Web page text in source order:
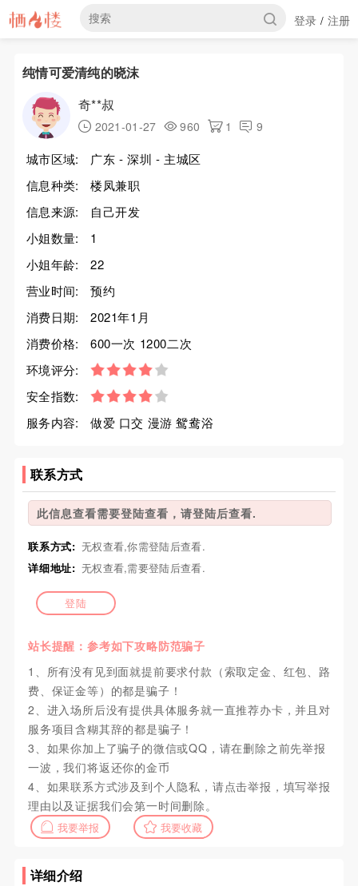
登录 / 注册
纯情可爱清纯的晓沫
奇**叔
2021-01-27 960 1 9
城市区域:
广东 - 深圳 - 主城区
信息种类:
楼凤兼职
信息来源:
自己开发
小姐数量:
1
小姐年龄:
22
营业时间:
预约
消费日期:
2021年1月
消费价格:
600一次 1200二次
环境评分:
安全指数:
服务内容:
做爱 口交 漫游 鸳鸯浴
联系方式
此信息查看需要登陆查看，请登陆后查看.
联系方式: 无权查看,你需登陆后查看.
详细地址: 无权查看,需要登陆后查看.
登陆
站长提醒：参考如下攻略防范骗子
1、所有没有见到面就提前要求付款（索取定金、红包、路
费、保证金等）的都是骗子！
2、进入场所后没有提供具体服务就一直推荐办卡，并且对
服务项目含糊其辞的都是骗子！
3、如果你加上了骗子的微信或QQ，请在删除之前先举报
一波，我们将返还你的金币
4、如果联系方式涉及到个人隐私，请点击举报，填写举报
理由以及证据我们会第一时间删除。
我要举报 我要收藏
详细介绍